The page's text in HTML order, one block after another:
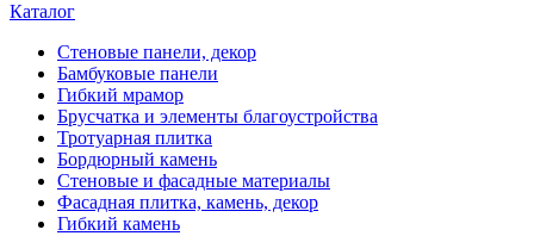
Каталог
Стеновые панели, декор
Бамбуковые панели
Гибкий мрамор
Брусчатка и элементы благоустройства
Тротуарная плитка
Бордюрный камень
Стеновые и фасадные материалы
Фасадная плитка, камень, декор
Гибкий камень